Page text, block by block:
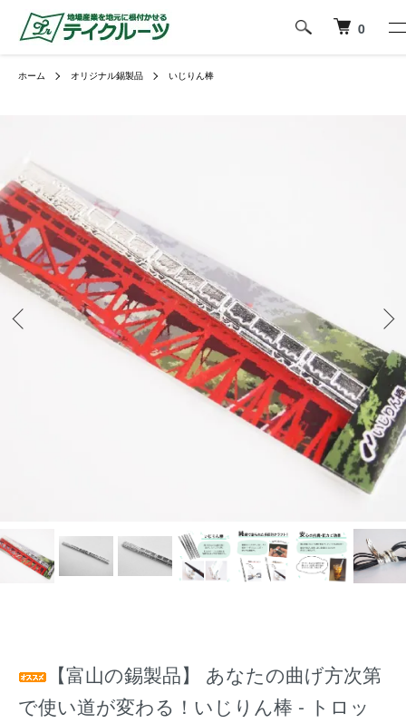
0
ホーム オリジナル錫製品 いじりん棒
【富山の錫製品】 あなたの曲げ方次第
で使い道が変わる！いじりん棒 - トロッ